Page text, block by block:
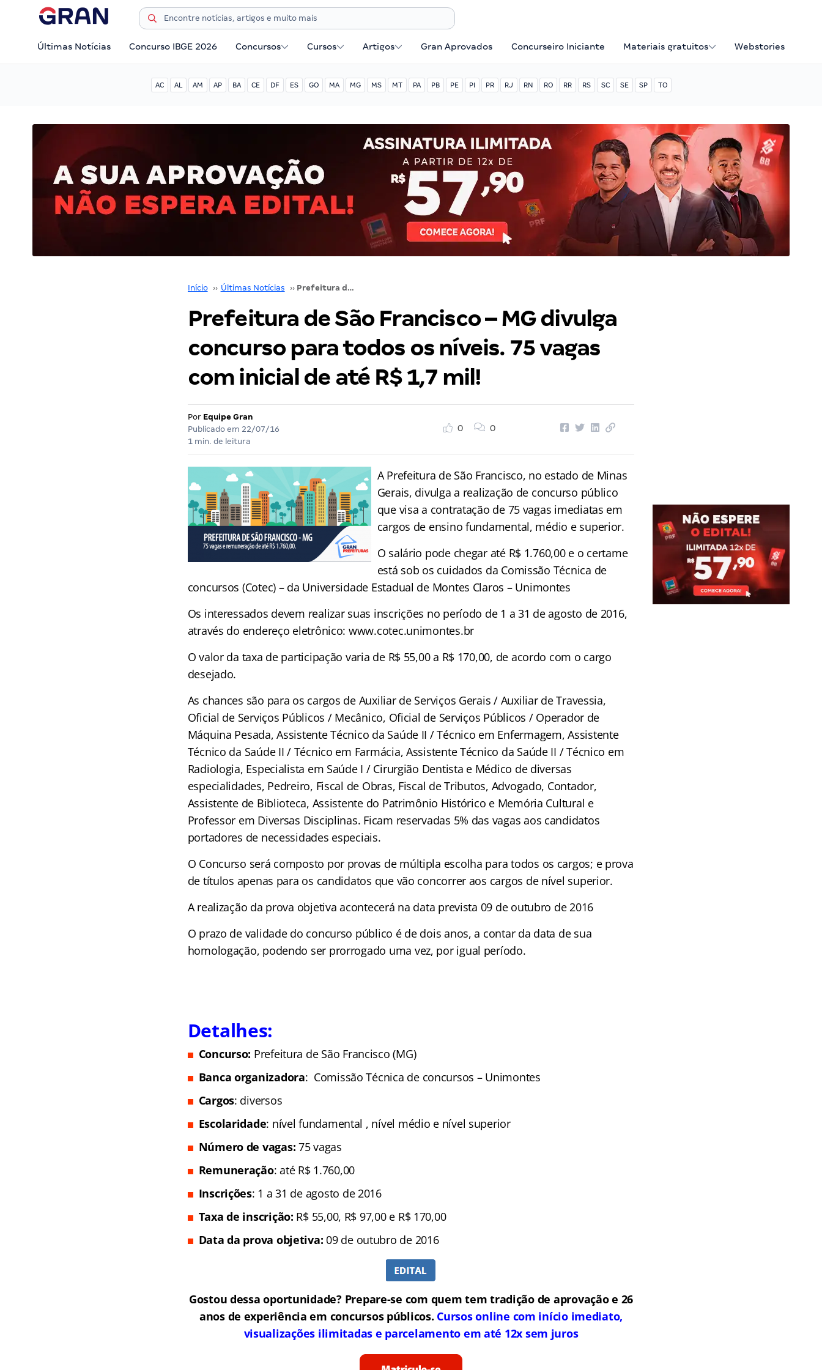
Últimas Notícias Concurso IBGE 2026 Concursos Cursos Artigos Gran Aprovados Concurseiro Iniciante Materiais gratuitos Webstories
AC AL AM AP BA CE DF ES GO MA MG MS MT PA PB PE PI PR RJ RN RO RR RS SC SE SP TO
Início ›› Últimas Notícias ›› Prefeitura de São Francisco – MG divulga concurso para todos os níveis. 75 vagas com inicial de até R$ 1,7 mil!
Prefeitura de São Francisco – MG divulga
concurso para todos os níveis. 75 vagas
com inicial de até R$ 1,7 mil!
Por Equipe Gran
Publicado em 22/07/16
1 min. de leitura
0 0
A Prefeitura de São Francisco, no estado de Minas
Gerais, divulga a realização de concurso público
que visa a contratação de 75 vagas imediatas em
cargos de ensino fundamental, médio e superior.
O salário pode chegar até R$ 1.760,00 e o certame
está sob os cuidados da Comissão Técnica de
concursos (Cotec) – da Universidade Estadual de Montes Claros – Unimontes
Os interessados devem realizar suas inscrições no período de 1 a 31 de agosto de 2016,
através do endereço eletrônico: www.cotec.unimontes.br
O valor da taxa de participação varia de R$ 55,00 a R$ 170,00, de acordo com o cargo
desejado.
As chances são para os cargos de Auxiliar de Serviços Gerais / Auxiliar de Travessia,
Oficial de Serviços Públicos / Mecânico, Oficial de Serviços Públicos / Operador de
Máquina Pesada, Assistente Técnico da Saúde II / Técnico em Enfermagem, Assistente
Técnico da Saúde II / Técnico em Farmácia, Assistente Técnico da Saúde II / Técnico em
Radiologia, Especialista em Saúde I / Cirurgião Dentista e Médico de diversas
especialidades, Pedreiro, Fiscal de Obras, Fiscal de Tributos, Advogado, Contador,
Assistente de Biblioteca, Assistente do Patrimônio Histórico e Memória Cultural e
Professor em Diversas Disciplinas. Ficam reservadas 5% das vagas aos candidatos
portadores de necessidades especiais.
O Concurso será composto por provas de múltipla escolha para todos os cargos; e prova
de títulos apenas para os candidatos que vão concorrer aos cargos de nível superior.
A realização da prova objetiva acontecerá na data prevista 09 de outubro de 2016
O prazo de validade do concurso público é de dois anos, a contar da data de sua
homologação, podendo ser prorrogado uma vez, por igual período.
Detalhes:
Concurso: Prefeitura de São Francisco (MG)
Banca organizadora: Comissão Técnica de concursos – Unimontes
Cargos: diversos
Escolaridade: nível fundamental , nível médio e nível superior
Número de vagas:75 vagas
Remuneração: até R$ 1.760,00
Inscrições: 1 a 31 de agosto de 2016
Taxa de inscrição: R$ 55,00, R$ 97,00 e R$ 170,00
Data da prova objetiva: 09 de outubro de 2016
Gostou dessa oportunidade? Prepare-se com quem tem tradição de aprovação e 26
anos de experiência em concursos públicos. Cursos online com início imediato,
visualizações ilimitadas e parcelamento em até 12x sem juros